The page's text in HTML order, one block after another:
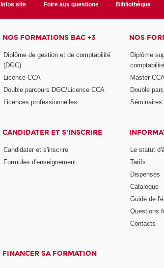
Infos site Foire aux questions Bibliothèque
NOS FORMATIONS BAC +3
Diplôme de gestion et de comptabilité
(DGC)
Licence CCA
Double parcours DGC/Licence CCA
Licences professionnelles
NOS
Diplôme
Master
Double
CANDIDATER ET S'INSCRIRE
Candidater et s'inscrire
Formules d'enseignement
Le statut
Tarifs
Dispenses
Catalogue
Guide de
Questions
Contacts
FINANCER SA FORMATION